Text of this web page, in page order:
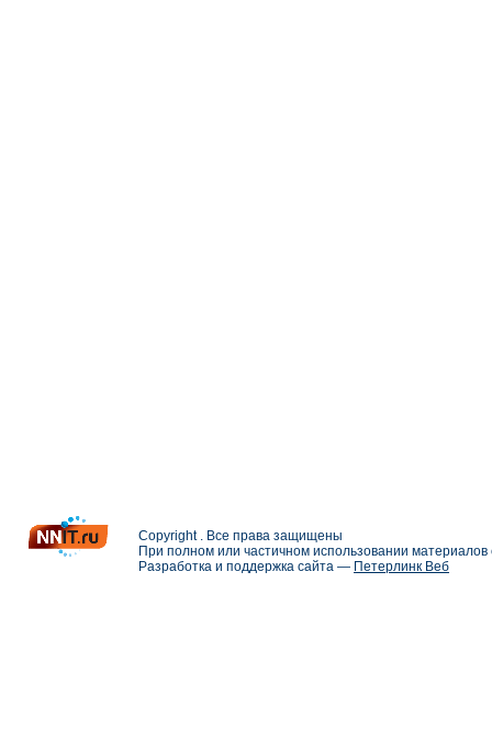
Copyright . Все права защищены
При полном или частичном использовании
Разработка и поддержка сайта — Петерлинк Веб